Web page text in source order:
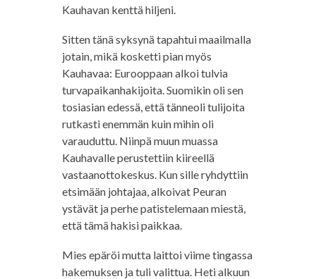
Kauhavan kenttä hiljeni.
Sitten tänä syksynä tapahtui maailmalla
jotain, mikä kosketti pian myös
Kauhavaa: Eurooppaan alkoi tulvia
turvapaikanhakijoita. Suomikin oli sen
tosiasian edessä, että tänneoli tulijoita
rutkasti enemmän kuin mihin oli
varauduttu. Niinpä muun muassa
Kauhavalle perustettiin kiireellä
vastaanottokeskus. Kun sille ryhdyttiin
etsimään johtajaa, alkoivat Peuran
ystävät ja perhe patistelemaan miestä,
että tämä hakisi paikkaa.
Mies epäröi mutta laittoi viime tingassa
hakemuksen ja tuli valittua. Heti alkuun